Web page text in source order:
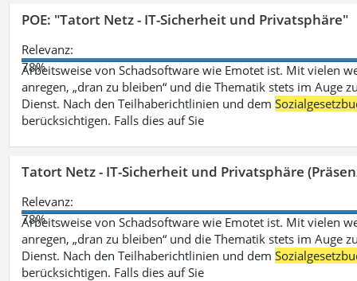
POE: "Tatort Netz - IT-Sicherheit und Privatsphäre"
Relevanz:
78%
Arbeitsweise von Schadsoftware wie Emotet ist. Mit vielen
anregen, „dran zu bleiben“ und die Thematik stets im
Dienst. Nach den Teilhaberichtlinien und dem
berücksichtigen. Falls dies auf Sie
Tatort Netz - IT-Sicherheit und Privatsphäre
Relevanz:
78%
Arbeitsweise von Schadsoftware wie Emotet ist. Mit vielen
anregen, „dran zu bleiben“ und die Thematik stets im
Dienst. Nach den Teilhaberichtlinien und dem
berücksichtigen. Falls dies auf Sie